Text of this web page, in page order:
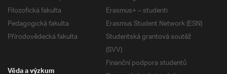
Filozofická fakulta
Pedagogická fakulta
Přírodovědecká fakulta
Erasmus+ – studenti
Erasmus Student Network (ESN)
Studentská grantová soutěž
(SVV)
Finanční podpora studentů